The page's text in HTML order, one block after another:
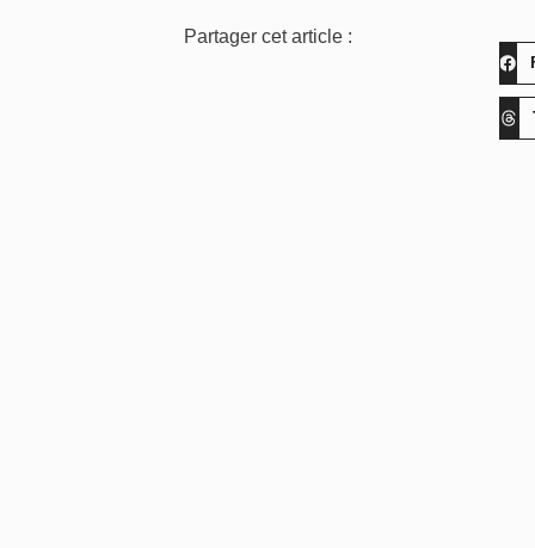
Partager cet article :